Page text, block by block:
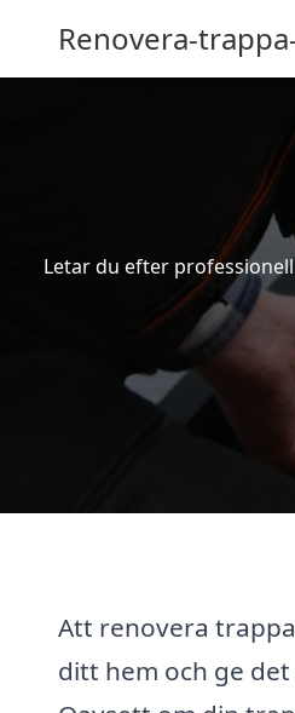
Renovera-
Letar du efter
Att renovera
ditt hem och ge